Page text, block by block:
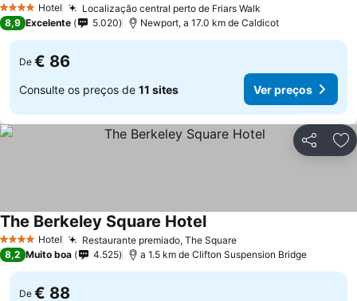
4 EstrelasHotel Localização central perto de Friars Walk
8,9 Excelente 5.020 Newport, a 17.0 km de Caldicot
De € 86
Consulte os preços de 11 sites Ver preços
Partilhar
4 EstrelasHotel Restaurante premiado, The Square
The Berkeley Square Hotel
8,2 Muito boa 4.525 a 1.5 km de Clifton Suspension Bridge
De € 88